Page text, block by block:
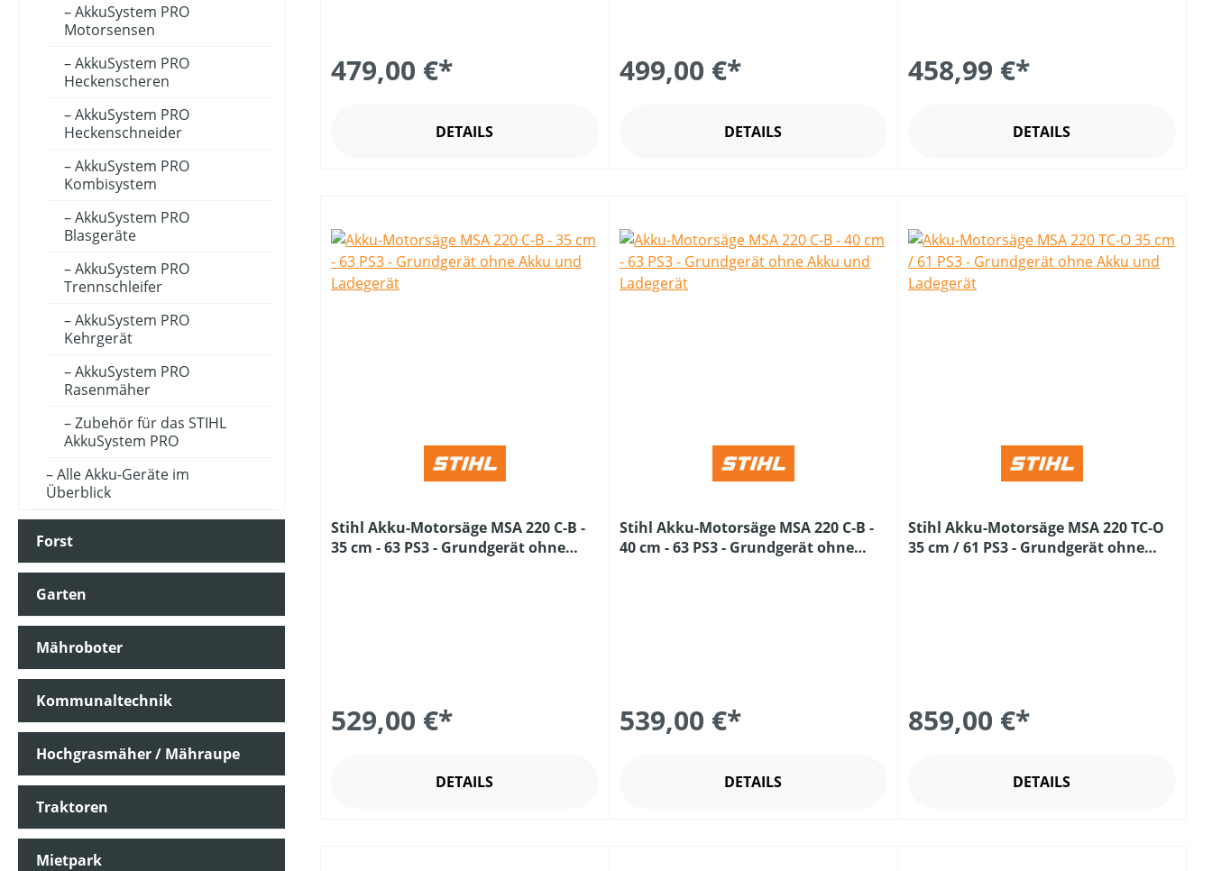
MOTORLEISTUNG (IN KW)
NENNSPANNUNG (IN V)
SCHALLDRUCKPEGEL AM OHR (IN DB(A))
SCHALLLEISTUNGSPEGEL (IN DB(A))
SCHNITT-/SCHWERTLÄNGE (IN CM)
SCHUTZART
AkkuSystem PRO
Motorsensen
AkkuSystem PRO
Heckenscheren
AkkuSystem PRO
Heckenschneider
AkkuSystem PRO
Kombisystem
AkkuSystem PRO
Blasgeräte
AkkuSystem PRO
Trennschleifer
AkkuSystem PRO
Kehrgerät
AkkuSystem PRO
Rasenmäher
Zubehör für das STIHL
AkkuSystem PRO
Alle Akku-Geräte im
Überblick
Forst
Garten
Mähroboter
Kommunaltechnik
Hochgrasmäher / Mähraupe
Traktoren
Mietpark
479,00 €*
DETAILS
499,00 €*
DETAILS
458,99 €*
DETAILS
Stihl Akku-Motorsäge MSA 220 C-B -
35 cm - 63 PS3 - Grundgerät ohne
529,00 €*
DETAILS
Stihl Akku-Motorsäge MSA 220 C-B -
40 cm - 63 PS3 - Grundgerät ohne
539,00 €*
DETAILS
Stihl Akku-Motorsäge MSA 220 TC-O
35 cm / 61 PS3 - Grundgerät ohne
859,00 €*
DETAILS